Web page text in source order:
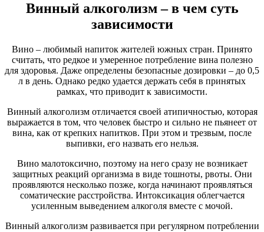
Винный алкоголизм – в чем суть
зависимости
Вино – любимый напиток жителей южных стран. Принято
считать, что редкое и умеренное потребление вина полезно
для здоровья. Даже определены безопасные дозировки – до 0,5
л в день. Однако редко удается держать себя в принятых
рамках, что приводит к зависимости.
Винный алкоголизм отличается своей атипичностью, которая
выражается в том, что человек быстро и сильно не пьянеет от
вина, как от крепких напитков. При этом и трезвым, после
выпивки, его назвать его нельзя.
Вино малотоксично, поэтому на него сразу не возникает
защитных реакций организма в виде тошноты, рвоты. Они
проявляются несколько позже, когда начинают проявляться
соматические расстройства. Интоксикация облегчается
усиленным выведением алкоголя вместе с мочой.
Винный алкоголизм развивается при регулярном потреблении